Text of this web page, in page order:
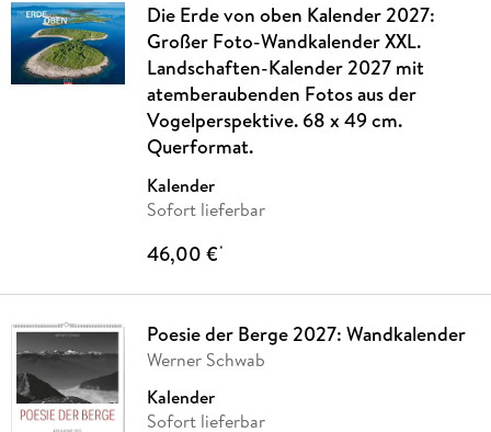
Die Erde von oben Kalender 2027:
Großer Foto-Wandkalender XXL.
Landschaften-Kalender 2027 mit
atemberaubenden Fotos aus der
Vogelperspektive. 68 x 49 cm.
Querformat.
Kalender
Sofort lieferbar
46,00 €*
Poesie der Berge 2027: Wandkalender
Werner Schwab
Kalender
Sofort lieferbar